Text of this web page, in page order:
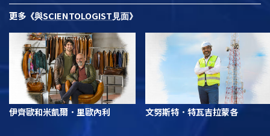
更多 《與SCIENTOLOGIST見面》
伊齊歐和米凱爾．里歐內利 文努斯特．特瓦吉拉蒙各